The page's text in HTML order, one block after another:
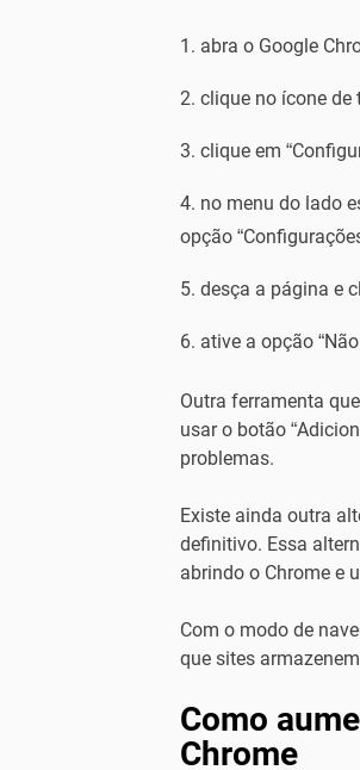
abra o Google
clique no ícone de
clique em
no menu do lado
opção
desça a página e
ative a opção
Outra ferramenta
usar o botão
problemas.
Existe ainda outra
definitivo. Essa
abrindo o Chrome e
Com o modo de
que sites
Como
Chrome